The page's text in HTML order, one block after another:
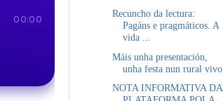
Recuncho da lectura:
Pagáns e pragmáticos. A
vida ...
Máis unha presentación,
unha festa nun rural vivo
NOTA INFORMATIVA DA